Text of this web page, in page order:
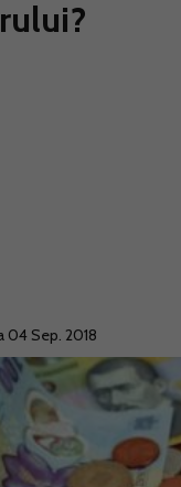
04 Sep. 2018